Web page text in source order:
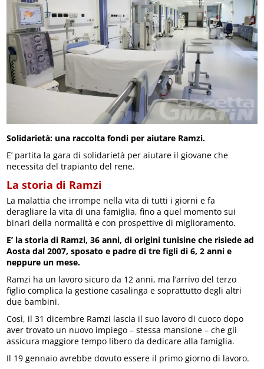
Solidarietà: una raccolta fondi per aiutare Ramzi.
E’ partita la gara di solidarietà per aiutare il giovane che
necessita del trapianto del rene.
La storia di Ramzi
La malattia che irrompe nella vita di tutti i giorni e fa
deragliare la vita di una famiglia, fino a quel momento sui
binari della normalità e con prospettive di miglioramento.
E’ la storia di Ramzi, 36 anni, di origini tunisine che risiede ad
Aosta dal 2007, sposato e padre di tre figli di 6, 2 anni e
neppure un mese.
Ramzi ha un lavoro sicuro da 12 anni, ma l’arrivo del terzo
figlio complica la gestione casalinga e soprattutto degli altri
due bambini.
Così, il 31 dicembre Ramzi lascia il suo lavoro di cuoco dopo
aver trovato un nuovo impiego – stessa mansione – che gli
assicura maggiore tempo libero da dedicare alla famiglia.
Il 19 gennaio avrebbe dovuto essere il primo giorno di lavoro.